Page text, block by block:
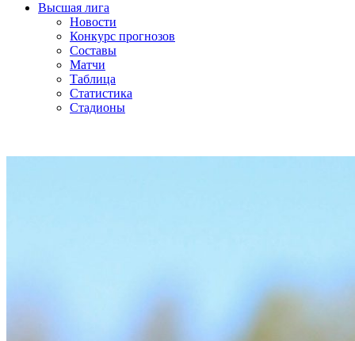
Высшая лига
Новости
Конкурс прогнозов
Составы
Матчи
Таблица
Статистика
Стадионы